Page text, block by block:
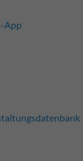
App